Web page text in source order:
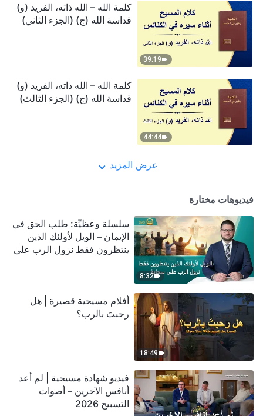
39:19
كلمة الله – الله ذاته، الفريد (و)
قداسة الله (ج) (الجزء الثاني)
44:44
كلمة الله – الله ذاته، الفريد (و)
قداسة الله (ج) (الجزء الثالث)
عرض المزيد
فيديوهات مختارة
8:32
سلسلة وعظيِّة: طلب الحق في
الإيمان – الويل لأولئك الذين
ينتظرون فقط نزول الرب على
18:49
أفلام مسيحية قصيرة | هل
رحبتَ بالرب؟
فيديو شهادة مسيحية | لم أعد
أنافس الآخرين – أصوات
التسبيح 2026